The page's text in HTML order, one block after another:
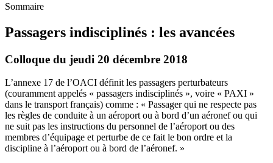
Sommaire
Passagers indisciplinés : les avancées
Colloque du jeudi 20 décembre 2018
L’annexe 17 de l’OACI définit les passagers perturbateurs
(couramment appelés « passagers indisciplinés », voire « PAXI »
dans le transport français) comme : « Passager qui ne respecte pas
les règles de conduite à un aéroport ou à bord d’un aéronef ou qui
ne suit pas les instructions du personnel de l’aéroport ou des
membres d’équipage et perturbe de ce fait le bon ordre et la
discipline à l’aéroport ou à bord de l’aéronef. »